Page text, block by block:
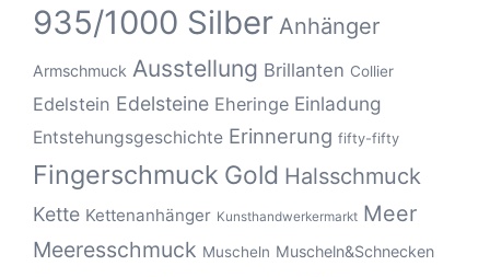
935/1000 Silber Anhänger
Armschmuck Ausstellung Brillanten Collier
Edelstein Edelsteine Eheringe Einladung
Entstehungsgeschichte Erinnerung fifty-fifty
Fingerschmuck Gold Halsschmuck
Kette Kettenanhänger Kunsthandwerkermarkt Meer
Meeresschmuck Muscheln Muscheln&Schnecken